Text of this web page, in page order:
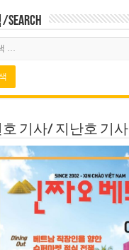
기사/ 지난호 기사